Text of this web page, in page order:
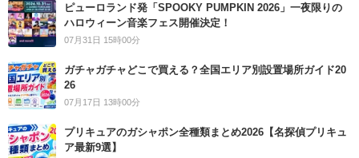
ピューロランド発「SPOOKY PUMPKIN 2026」一夜限りの
ハロウィーン音楽フェス開催決定！
07月31日 15時00分
ガチャガチャどこで買える？全国エリア別設置場所ガイド20
26
07月17日 13時00分
プリキュアのガシャポン全種類まとめ2026【名探偵プリキュ
ア最新9選】